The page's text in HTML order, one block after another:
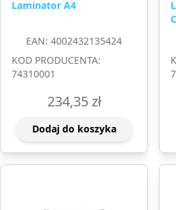
Laminator A4
EAN: 4002432135424
KOD PRODUCENTA:
74310001
234,35zł
Dodaj do koszyka